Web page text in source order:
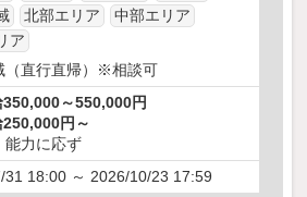
北部エリア
中部エリア
ア
（直行直帰）※相談可
350,000～550,000円
250,000円～
力に応ず
31 18:00 ～ 2026/10/23 17:59